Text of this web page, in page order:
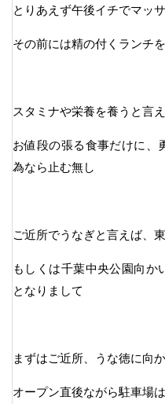
とりあえず午後イチでマッ
その前には精の付くランチ
スタミナや栄養を養うと言
お値段の張る食事だけに、
為なら止む無し
ご近所でうなぎと言えば、
もしくは千葉中央公園向か
となりまして
まずはご近所、うな徳に向
オープン直後ながら駐車場